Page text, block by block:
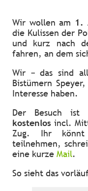
Wir wollen am 1.
die Kulissen der
und kurz nach
fahren, an dem
Wir – das sind
Bistümern
Interesse haben.
Der Besuch ist
kostenlos incl.
Zug. Ihr könnt
teilnehmen,
eine kurze Mail.
So sieht das